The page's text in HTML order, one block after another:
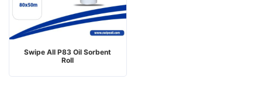
Swipe All P83 Oil Sorbent
Roll